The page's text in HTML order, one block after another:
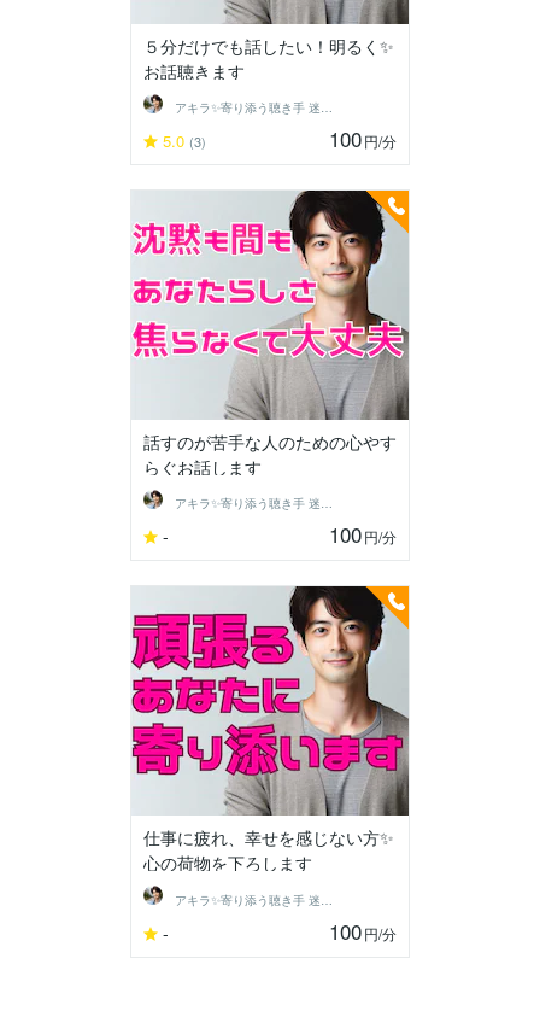
５分だけでも話したい！明るく✨
お話聴きます
アキラ✨寄り添う聴き手 迷い不安の相談室
5.0 (3) 100円/分
話すのが苦手な人のための心やす
らぐお話します
アキラ✨寄り添う聴き手 迷い不安の相談室
- 100円/分
仕事に疲れ、幸せを感じない方✨
心の荷物を下ろします
- 100円/分